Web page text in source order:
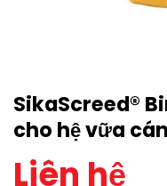
SikaScreed®
cho hệ vữa
Liên hệ